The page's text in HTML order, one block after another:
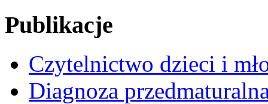
Publikacje
Czytelnictwo dzieci i
Diagnoza